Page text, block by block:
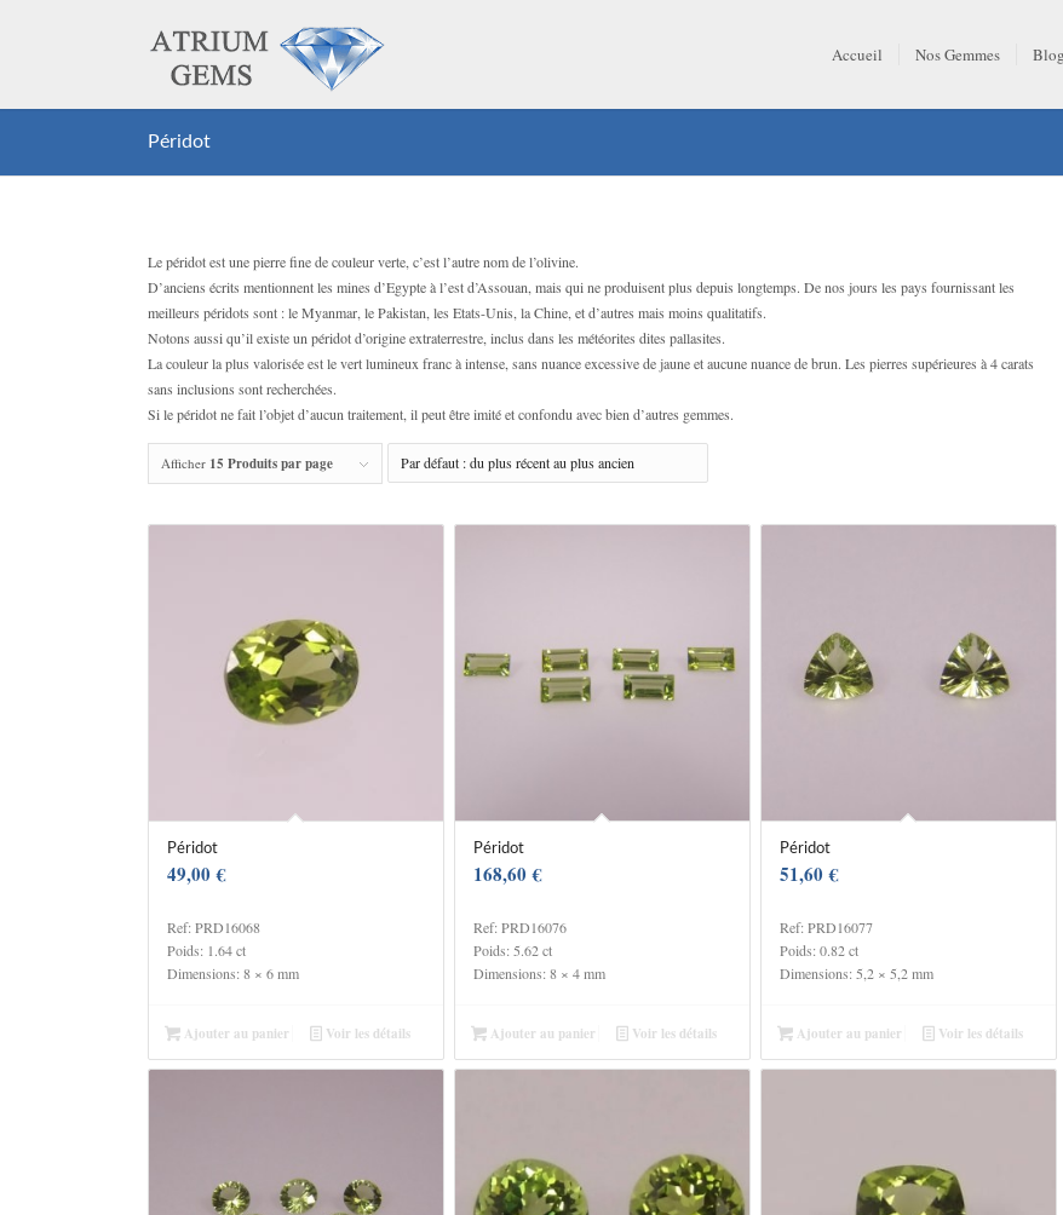
Accueil Nos Gemmes Blog
Péridot
Le péridot est une pierre fine de couleur verte, c’est l’autre nom de l’olivine.
D’anciens écrits mentionnent les mines d’Egypte à l’est d’Assouan, mais qui ne produisent plus depuis longtemps. De nos jours les pays fournissant les
meilleurs péridots sont : le Myanmar, le Pakistan, les Etats-Unis, la Chine, et d’autres mais moins qualitatifs.
Notons aussi qu’il existe un péridot d’origine extraterrestre, inclus dans les météorites dites pallasites.
La couleur la plus valorisée est le vert lumineux franc à intense, sans nuance excessive de jaune et aucune nuance de brun. Les pierres supérieures à 4 carats
sans inclusions sont recherchées.
Si le péridot ne fait l’objet d’aucun traitement, il peut être imité et confondu avec bien d’autres gemmes.
Afficher 15 Produits par page
Péridot
49,00€
Ref: PRD16068
Poids: 1.64 ct
Dimensions: 8 × 6 mm
Ajouter au panier Voir les détails
Péridot
168,60€
Ref: PRD16076
Poids: 5.62 ct
Dimensions: 8 × 4 mm
Ajouter au panier Voir les détails
Péridot
51,60€
Ref: PRD16077
Poids: 0.82 ct
Dimensions: 5,2 × 5,2 mm
Ajouter au panier Voir les détails